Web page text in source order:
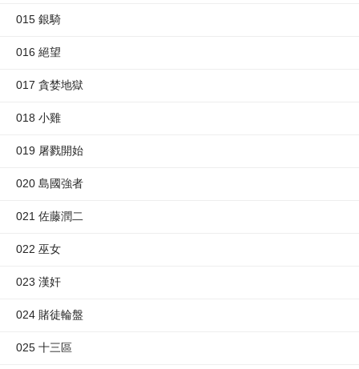
015 銀騎
016 絕望
017 貪婪地獄
018 小雞
019 屠戮開始
020 島國強者
021 佐藤潤二
022 巫女
023 漢奸
024 賭徒輪盤
025 十三區